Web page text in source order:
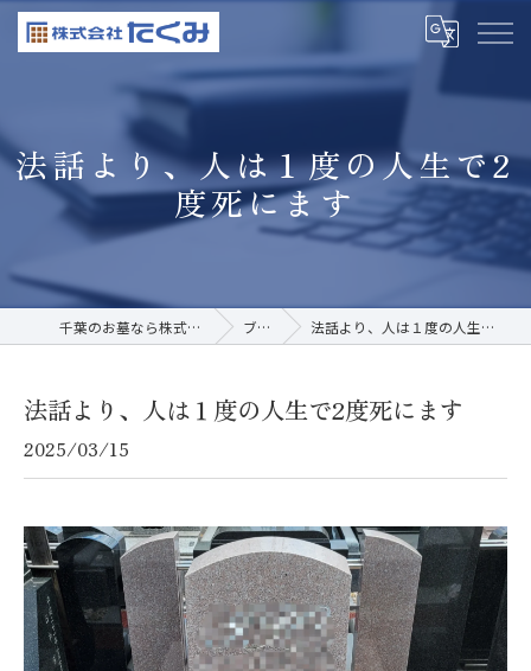
法話より、人は１度の人生で2
度死にます
千葉のお墓なら株式会社たくみ ブログ 法話より、人は１度の人生で2度死にます
法話より、人は１度の人生で2度死にます
2025/03/15